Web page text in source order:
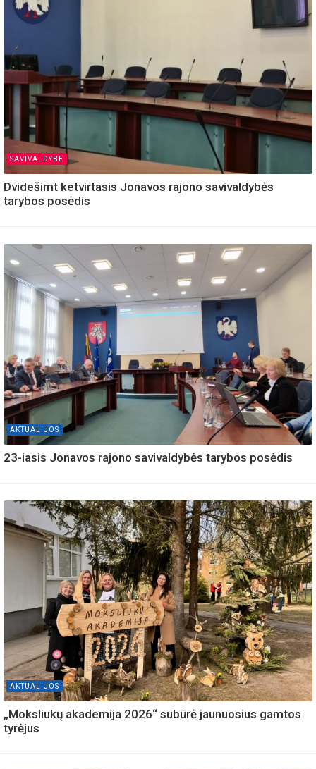
SAVIVALDYBE
Dvidešimt ketvirtasis Jonavos rajono savivaldybės
tarybos posėdis
AKTUALIJOS
23-iasis Jonavos rajono savivaldybės tarybos posėdis
AKTUALIJOS
„Moksliukų akademija 2026“ subūrė jaunuosius gamtos
tyrėjus